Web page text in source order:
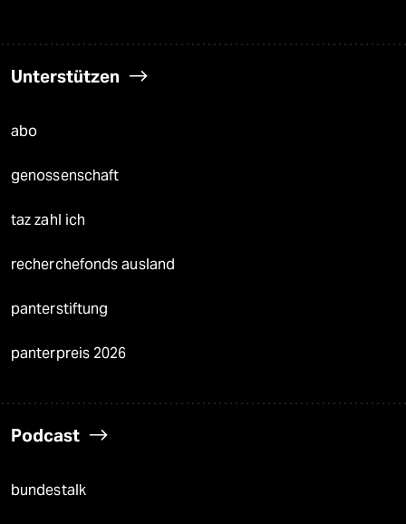
Unterstützen
abo
genossenschaft
taz zahl ich
recherchefonds ausland
panterstiftung
panterpreis 2026
Podcast
bundestalk